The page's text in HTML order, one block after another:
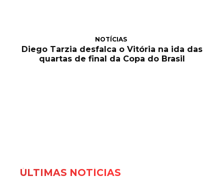
NOTÍCIAS
Diego Tarzia desfalca o Vitória na ida das
quartas de final da Copa do Brasil
ÚLTIMAS NOTÍCIAS